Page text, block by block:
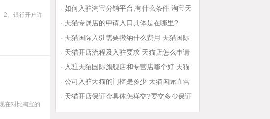
2、银行开户许
在对比淘宝的
用
· 如何入驻淘宝分销平台,有什么条件 淘宝天
猫官方客服电话是什么
· 天猫专属店的申请入口具体是在哪里?
· 天猫国际入驻需要缴纳什么费用 天猫国际
入驻保证金是多少
· 天猫开店流程及入驻要求 天猫店怎么申请
注册
· 入驻天猫国际旗舰店和专营店哪个好 天猫
国际的旗舰店和专卖店有区别吗
· 公司入驻天猫的门槛是多少 天猫国际直营
健研馆是正品吗
· 天猫开店保证金具体怎样交?要交多少保证